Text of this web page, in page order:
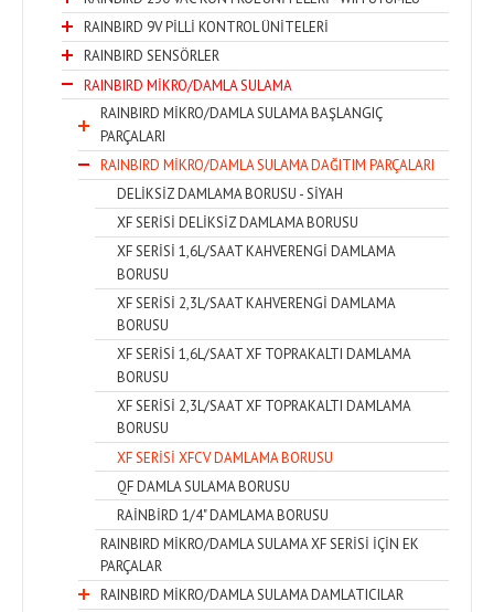
RAINBIRD 9V PİLLİ KONTROL ÜNİTELERİ
RAINBIRD SENSÖRLER
RAINBIRD MİKRO/DAMLA SULAMA
RAINBIRD MİKRO/DAMLA SULAMA BAŞLANGIÇ
PARÇALARI
RAINBIRD MİKRO/DAMLA SULAMA DAĞITIM PARÇALARI
DELİKSİZ DAMLAMA BORUSU - SİYAH
XF SERİSİ DELİKSİZ DAMLAMA BORUSU
XF SERİSİ 1,6L/SAAT KAHVERENGİ DAMLAMA
BORUSU
XF SERİSİ 2,3L/SAAT KAHVERENGİ DAMLAMA
BORUSU
XF SERİSİ 1,6L/SAAT XF TOPRAKALTI DAMLAMA
BORUSU
XF SERİSİ 2,3L/SAAT XF TOPRAKALTI DAMLAMA
BORUSU
XF SERİSİ XFCV DAMLAMA BORUSU
QF DAMLA SULAMA BORUSU
RAİNBİRD 1/4" DAMLAMA BORUSU
RAINBIRD MİKRO/DAMLA SULAMA XF SERİSİ İÇİN EK
PARÇALAR
RAINBIRD MİKRO/DAMLA SULAMA DAMLATICILAR